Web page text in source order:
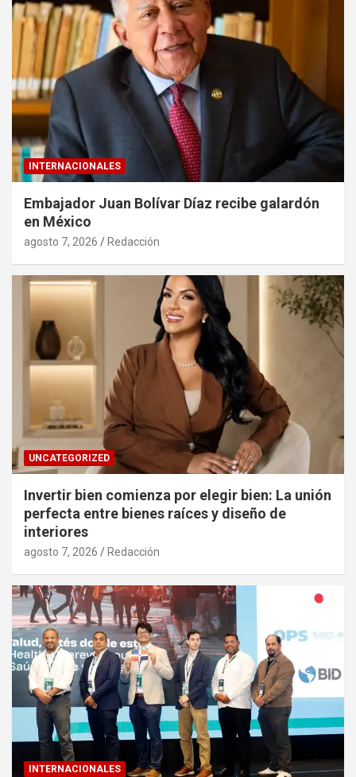
INTERNACIONALES
Embajador Juan Bolívar Díaz recibe galardón
en México
agosto 7, 2026 Redacción
UNCATEGORIZED
Invertir bien comienza por elegir bien: La unión
perfecta entre bienes raíces y diseño de
interiores
agosto 7, 2026 Redacción
INTERNACIONALES